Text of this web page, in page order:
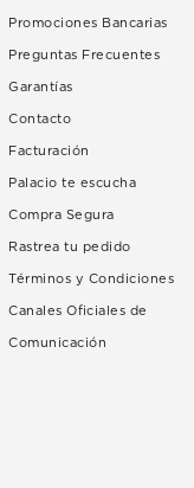
Promociones Bancarias
Preguntas Frecuentes
Garantías
Contacto
Facturación
Palacio te escucha
Compra Segura
Rastrea tu pedido
Términos y Condiciones
Canales Oficiales de
Comunicación